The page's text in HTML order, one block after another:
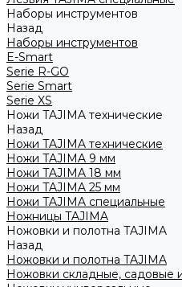
Наборы инструментов
Назад
Наборы инструментов
E-Smart
Serie R-GO
Serie Smart
Serie XS
Ножи TAJIMA технические
Назад
Ножи TAJIMA технические
Ножи TAJIMA 9 мм
Ножи TAJIMA 18 мм
Ножи TAJIMA 25 мм
Ножи TAJIMA специальные
Ножницы TAJIMA
Ножовки и полотна TAJIMA
Назад
Ножовки и полотна TAJIMA
Ножовки складные, садовые